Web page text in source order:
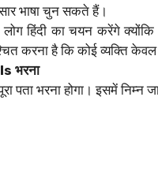
भाषा चुन सकते हैं।
हिंदी का चयन करेंगे
करना है कि कोई व्यक्ति
भरना
पता भरना होगा। इसमें निम्न